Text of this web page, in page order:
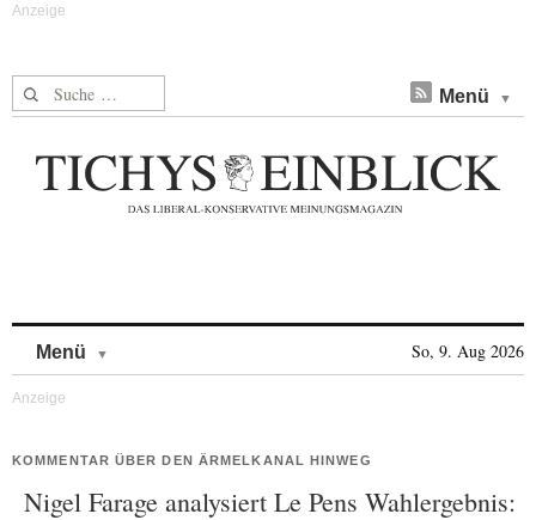
Suche nach: Menü
Menü So, 9. Aug 2026
KOMMENTAR ÜBER DEN ÄRMELKANAL HINWEG
Nigel Farage analysiert Le Pens Wahlergebnis: